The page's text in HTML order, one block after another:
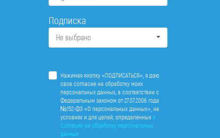
Подписка
Не выбрано
Нажимая кнопку «ПОДПИСАТЬСЯ», я даю
свое согласие на обработку моих
персональных данных, в соответствии с
Федеральным законом от 27.07.2006 года
№152-ФЗ «О персональных данных», на
условиях и для целей, определенных в
Согласии на обработку персональных
данных